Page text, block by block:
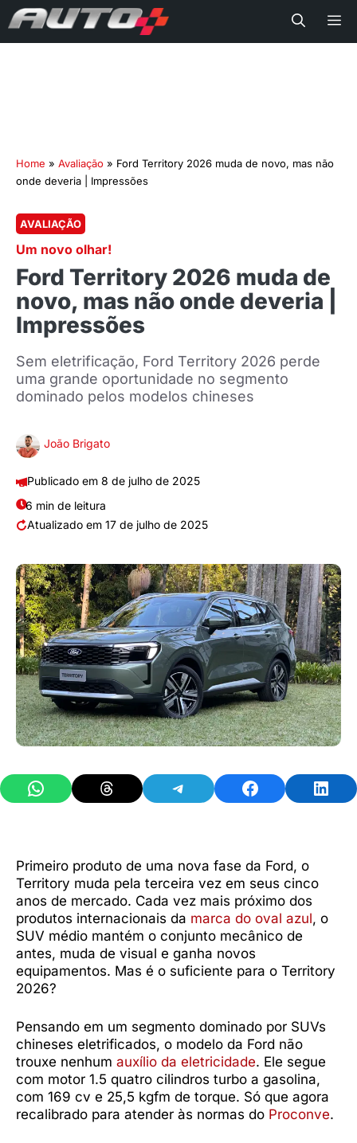
Home » Avaliação » Ford Territory 2026 muda de novo, mas não
onde deveria | Impressões
AVALIAÇÃO
Um novo olhar!
Ford Territory 2026 muda de
novo, mas não onde deveria |
Impressões
Sem eletrificação, Ford Territory 2026 perde
uma grande oportunidade no segmento
dominado pelos modelos chineses
João Brigato
8 de julho de 2025
6 min de leitura
17 de julho de 2025
Share on WhatsAppShare on ThreadsShare on TelegramShare on Facebook
Primeiro produto de uma nova fase da Ford, o
Territory muda pela terceira vez em seus cinco
anos de mercado. Cada vez mais próximo dos
produtos internacionais da marca do oval azul, o
SUV médio mantém o conjunto mecânico de
antes, muda de visual e ganha novos
equipamentos. Mas é o suficiente para o Territory
2026?
Pensando em um segmento dominado por SUVs
chineses eletrificados, o modelo da Ford não
trouxe nenhum auxílio da eletricidade. Ele segue
com motor 1.5 quatro cilindros turbo a gasolina,
com 169 cv e 25,5 kgfm de torque. Só que agora
recalibrado para atender às normas do Proconve.